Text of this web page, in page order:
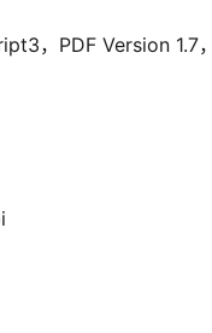
，PDF Version 1.7